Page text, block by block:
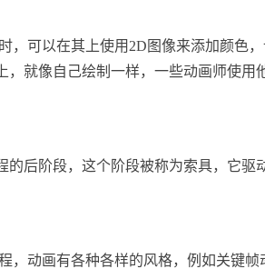
，可以在其上使用2D图像来添加颜色
，就像自己绘制一样，一些动画师使
的后阶段，这个阶段被称为索具，它
，动画有各种各样的风格，例如关键